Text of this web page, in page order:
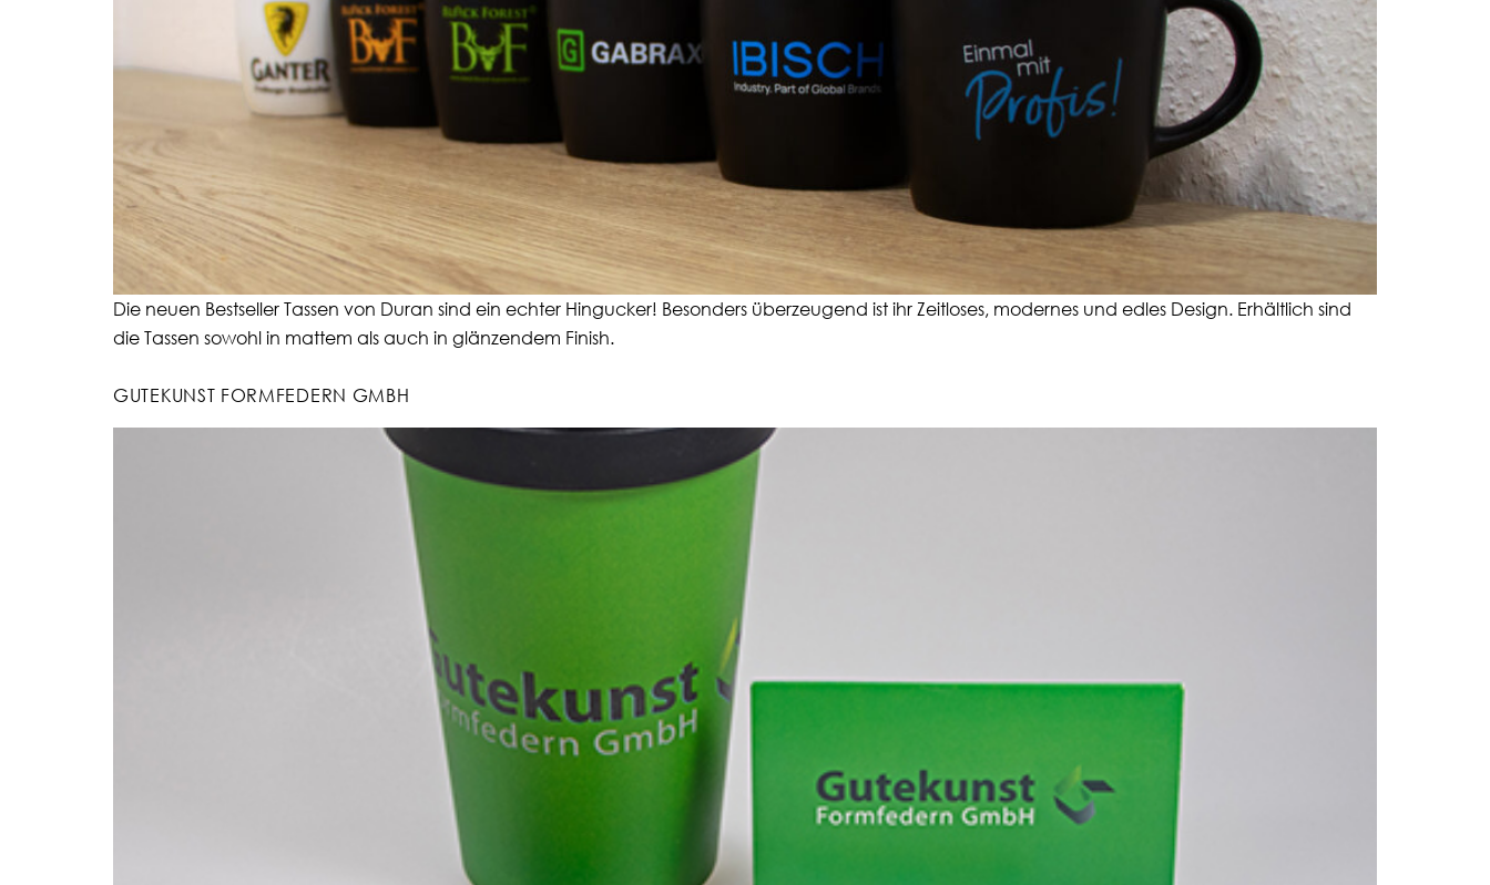
Die neuen Bestseller Tassen von Duran sind ein echter Hingucker! Besonders überzeugend ist ihr Zeitloses, modernes und edles Design. Erhältlich sind
die Tassen sowohl in mattem als auch in glänzendem Finish.
GUTEKUNST FORMFEDERN GMBH